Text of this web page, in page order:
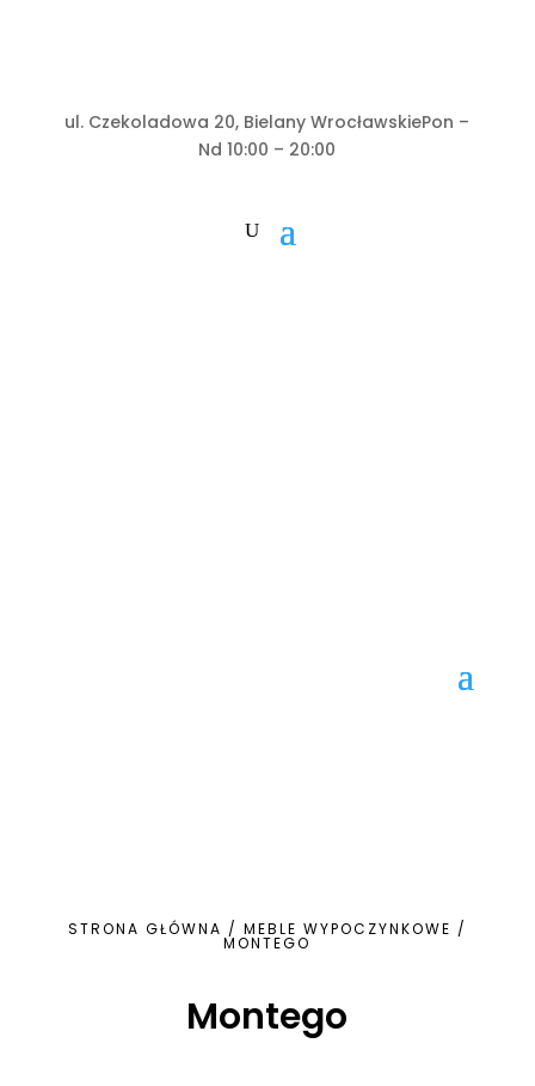
ul. Czekoladowa 20, Bielany WrocławskiePon –
Nd 10:00 – 20:00
STRONA GŁÓWNA / MEBLE WYPOCZYNKOWE /
MONTEGO
Montego